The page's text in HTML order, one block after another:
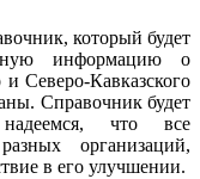
который будет
информацию о
Северо-Кавказского
Справочник будет
что все
организаций,
в его улучшении.